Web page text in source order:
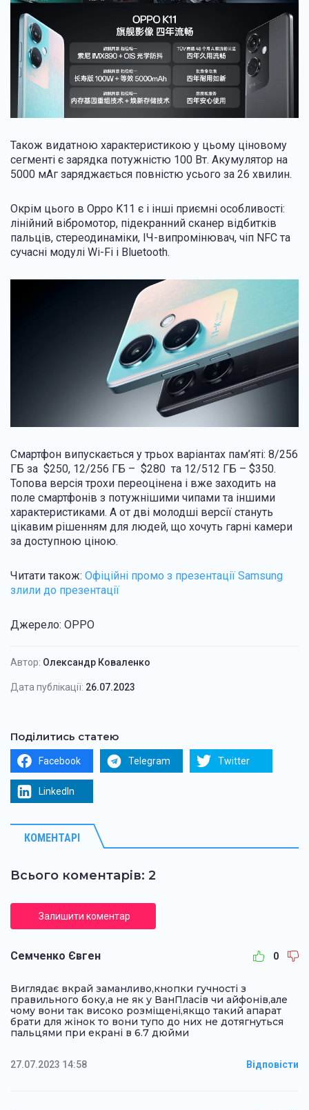
Також видатною характеристикою у цьому ціновому
сегменті є зарядка потужністю 100 Вт. Акумулятор на
5000 мАг заряджається повністю усього за 26 хвилин.
Окрім цього в Oppo K11 є і інші приємні особливості:
лінійний вібромотор, підекранний сканер відбитків
пальців, стереодинаміки, ІЧ-випромінювач, чіп NFC та
сучасні модулі Wi-Fi і Bluetooth.
Смартфон випускається у трьох варіантах пам’яті: 8/256
ГБ за $250, 12/256 ГБ – $280 та 12/512 ГБ – $350.
Топова версія трохи переоцінена і вже заходить на
поле смартфонів з потужнішими чипами та іншими
характеристиками. А от дві молодші версії стануть
цікавим рішенням для людей, що хочуть гарні камери
за доступною ціною.
Читати також: Офіційні промо з презентації Samsung
злили до презентації
Джерело: OPPO
Автор: Олександр Коваленко
Дата публікації: 26.07.2023
Поділитись статею
Facebook Telegram Twitter
LinkedIn
КОМЕНТАРІ
Всього коментарів: 2
Залишити коментар
Семченко Євген 0
Виглядає вкрай заманливо,кнопки гучності з
правильного боку,а не як у ВанПласів чи айфонів,але
чому вони так високо розміщені,якщо такий апарат
брати для жінок то вони тупо до них не дотягнуться
пальцями при екрані в 6.7 дюйми
27.07.2023 14:58 Відповісти